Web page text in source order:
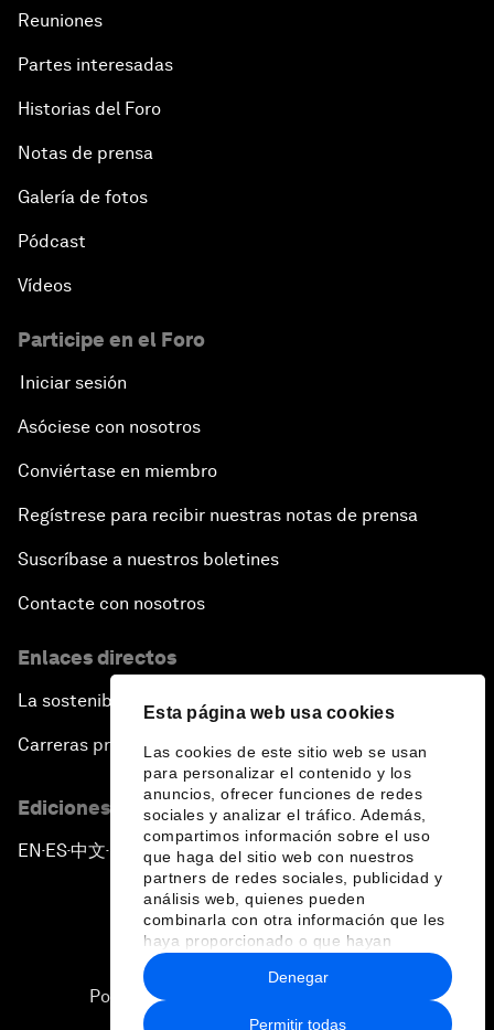
Esta página web usa cookies
Las cookies de este sitio web se usan
para personalizar el contenido y los
anuncios, ofrecer funciones de redes
sociales y analizar el tráfico. Además,
compartimos información sobre el uso
que haga del sitio web con nuestros
partners de redes sociales, publicidad y
análisis web, quienes pueden
combinarla con otra información que les
haya proporcionado o que hayan
recopilado a partir del uso que haya
hecho de sus servicios.
Permitir todas
Denegar
Reuniones
Partes interesadas
Historias del Foro
Notas de prensa
Galería de fotos
Pódcast
Vídeos
Participe en el Foro
Iniciar sesión
Asóciese con nosotros
Conviértase en miembro
Regístrese para recibir nuestras notas de prensa
Suscríbase a nuestros boletines
Contacte con nosotros
Enlaces directos
La sostenibilidad en el Foro
Carreras profesionales
Ediciones en otros idiomas
EN ▪ES▪中文▪ 日本語
Política de privacidad y normas de uso